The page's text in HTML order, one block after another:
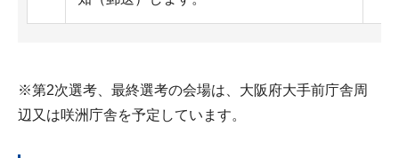
※第2次選考、最終選考の会場は、大阪府大手前庁舎周
辺又は咲洲庁舎を予定しています。